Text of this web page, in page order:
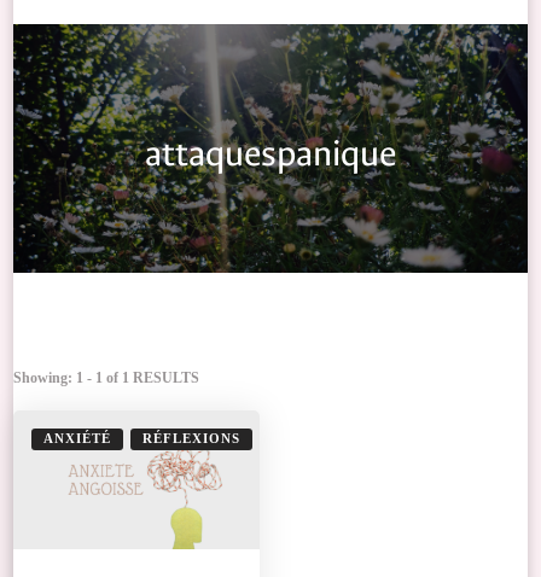
attaquespanique
Showing: 1 - 1 of 1 RESULTS
ANXIÉTÉ RÉFLEXIONS